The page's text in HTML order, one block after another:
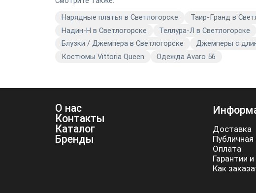
Нарядные платья в Светлогорске
Таир-Гранд в
Надин-Н в Светлогорске
Теллура-Л в Светлогорске
Блузки / Джемпера в Светлогорске
Джемперы с
Костюмы Vittoria Queen
Одежда Avaro 56
О нас
Контакты
Каталог
Бренды
Доставка
Оплата
Гарантии
Как